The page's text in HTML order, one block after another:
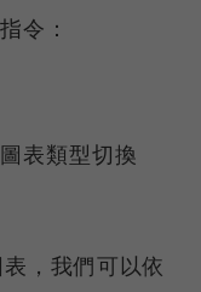
令：
表類型切換
，我們可以依